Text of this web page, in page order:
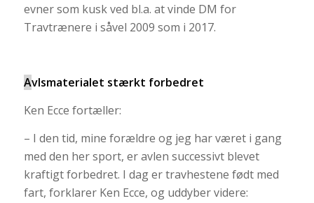
evner som kusk ved bl.a. at vinde DM for
Travtrænere i såvel 2009 som i 2017.
Avlsmaterialet stærkt forbedret
Ken Ecce fortæller:
– I den tid, mine forældre og jeg har været i gang
med den her sport, er avlen successivt blevet
kraftigt forbedret. I dag er travhestene født med
fart, forklarer Ken Ecce, og uddyber videre: